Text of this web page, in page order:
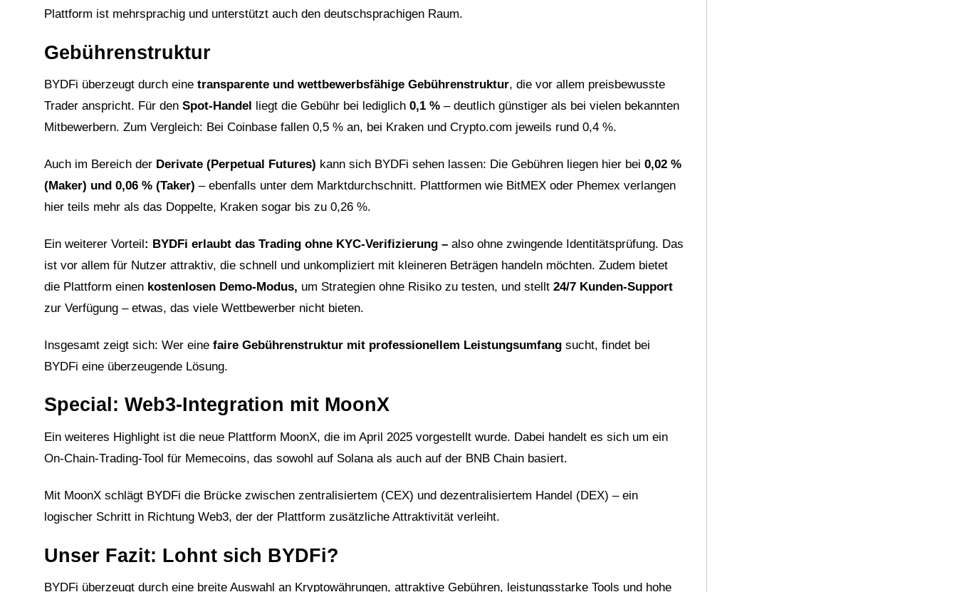
Plattform ist mehrsprachig und unterstützt auch den deutschsprachigen Raum.
Gebührenstruktur
BYDFi überzeugt durch eine transparente und wettbewerbsfähige Gebührenstruktur, die vor allem preisbewusste
Trader anspricht. Für den Spot-Handel liegt die Gebühr bei lediglich 0,1 % – deutlich günstiger als bei vielen bekannten
Mitbewerbern. Zum Vergleich: Bei Coinbase fallen 0,5 % an, bei Kraken und Crypto.com jeweils rund 0,4 %.
Auch im Bereich der Derivate (Perpetual Futures) kann sich BYDFi sehen lassen: Die Gebühren liegen hier bei 0,02 %
(Maker) und 0,06 % (Taker) – ebenfalls unter dem Marktdurchschnitt. Plattformen wie BitMEX oder Phemex verlangen
hier teils mehr als das Doppelte, Kraken sogar bis zu 0,26 %.
Ein weiterer Vorteil: BYDFi erlaubt das Trading ohne KYC-Verifizierung – also ohne zwingende Identitätsprüfung. Das
ist vor allem für Nutzer attraktiv, die schnell und unkompliziert mit kleineren Beträgen handeln möchten. Zudem bietet
die Plattform einen kostenlosen Demo-Modus, um Strategien ohne Risiko zu testen, und stellt 24/7 Kunden-Support
zur Verfügung – etwas, das viele Wettbewerber nicht bieten.
Insgesamt zeigt sich: Wer eine faire Gebührenstruktur mit professionellem Leistungsumfang sucht, findet bei
BYDFi eine überzeugende Lösung.
Special: Web3-Integration mit MoonX
Ein weiteres Highlight ist die neue Plattform MoonX, die im April 2025 vorgestellt wurde. Dabei handelt es sich um ein
On-Chain-Trading-Tool für Memecoins, das sowohl auf Solana als auch auf der BNB Chain basiert.
Mit MoonX schlägt BYDFi die Brücke zwischen zentralisiertem (CEX) und dezentralisiertem Handel (DEX) – ein
logischer Schritt in Richtung Web3, der der Plattform zusätzliche Attraktivität verleiht.
Unser Fazit: Lohnt sich BYDFi?
BYDFi überzeugt durch eine breite Auswahl an Kryptowährungen, attraktive Gebühren, leistungsstarke Tools und hohe